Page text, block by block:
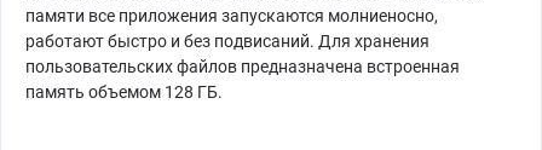
памяти все приложения запускаются молниеносно,
работают быстро и без подвисаний. Для хранения
пользовательских файлов предназначена встроенная
память объемом 128 ГБ.